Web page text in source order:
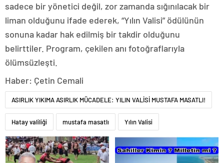
sadece bir yönetici değil, zor zamanda sığınılacak bir
liman olduğunu ifade ederek, “Yılın Valisi” ödülünün
sonuna kadar hak edilmiş bir takdir olduğunu
belirttiler. Program, çekilen anı fotoğraflarıyla
ölümsüzleşti.
Haber: Çetin Cemali
ASIRLIK YIKIMA ASIRLIK MÜCADELE: YILIN VALİSİ MUSTAFA MASATLI!
Hatay valiliği mustafa masatlı Yılın Valisi